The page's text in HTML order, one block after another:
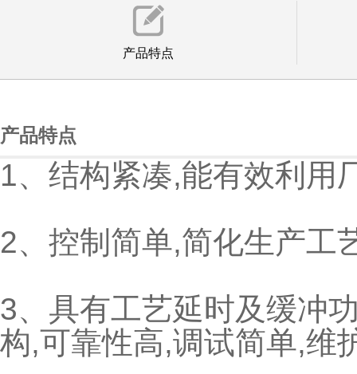
产品特点
产品特点
1、结构紧凑,能有效利用
2、控制简单,简化生产工
3、具有工艺延时及缓冲
构,可靠性高,调试简单,维